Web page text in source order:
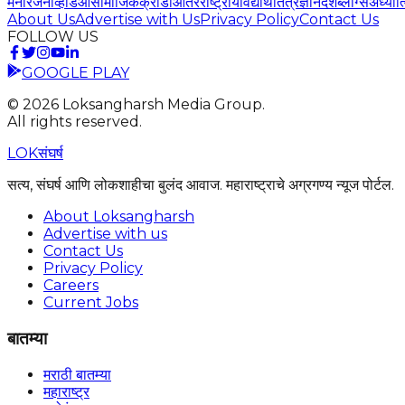
About UsAdvertise with UsPrivacy PolicyContact Us
FOLLOW US
GOOGLE PLAY
© 2026 Loksangharsh Media Group.
All rights reserved.
LOKसंघर्ष
सत्य, संघर्ष आणि लोकशाहीचा बुलंद आवाज. महाराष्ट्राचे अग्रगण्य न्यूज पोर्टल.
About Loksangharsh
Advertise with us
Contact Us
Privacy Policy
Careers
Current Jobs
बातम्या
मराठी बातम्या
महाराष्ट्र